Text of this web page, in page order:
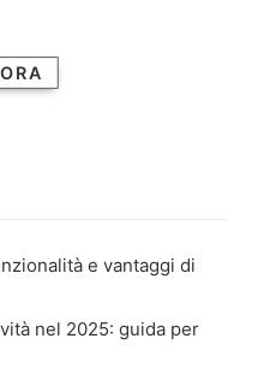
e vantaggi di
nel 2025: guida per